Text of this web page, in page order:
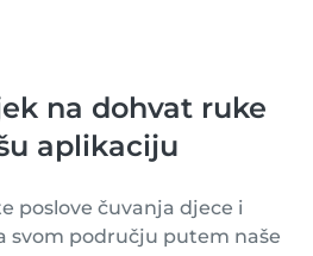
na dohvat ruke
aplikaciju
poslove čuvanja djece i
svom području putem naše